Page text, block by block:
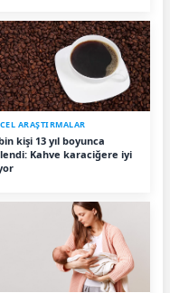
ARAŞTIRMALAR
kişi 13 yıl boyunca
Kahve karaciğere iyi